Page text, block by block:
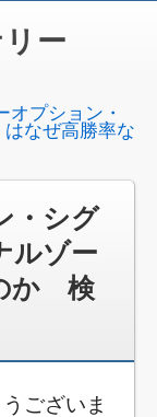
ー
オプション・
なぜ高勝率な
・シグ
ルゾー
か 検
ございま